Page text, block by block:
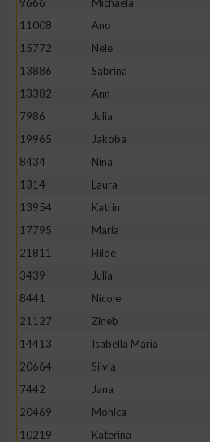
11008
Ano
15772
Nele
13886
Sabrina
13382
Ann
7986
Julia
19965
Jakoba
8434
Nina
1314
Laura
13954
Katrin
17795
Maria
21811
Hilde
3439
Julia
8441
Nicole
21127
Zineb
14413
Isabella Maria
20664
Silvia
7442
Jana
20469
Monica
10219
Katerina
Erstellung von Profilen zur
Messung der Werbeleistung
Messung der Performance von
Analyse von Zielgruppen durch
Entwicklung und Verbesserung
IAB-Besonderheiten: